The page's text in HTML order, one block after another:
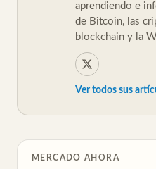
aprendiendo e
de Bitcoin, las
blockchain y la
Ver todos sus
MERCADO AHORA